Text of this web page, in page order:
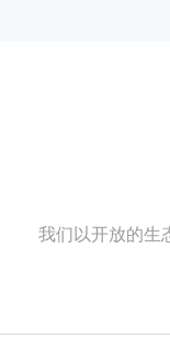
我们以开放的生